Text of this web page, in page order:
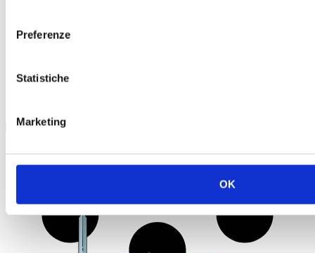
Preferenze
Statistiche
Marketing
OK